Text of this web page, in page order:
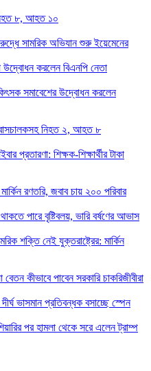
নিহত ৮, আহত ১০
সামরিক অভিযান শুরু ইয়েমেনের
উদ্বোধন করলেন বিএনপি নেতা
সমাবেশের উদ্বোধন করলেন
বাসচালকসহ নিহত ২, আহত ৮
প্রতারণা: শিক্ষক-শিক্ষার্থীর টাকা
রণতরি, জবাব চায় ২০০ পরিবার
পারে বৃষ্টিবলয়, ভারি বর্ষণের আভাস
শক্তি নেই যুক্তরাষ্ট্রের: মার্কিন
কীভাবে পাবেন সরকারি চাকরিজীবীরা
ভাসমান প্রতিবন্ধক বসাচ্ছে স্পেন
পর হামলা থেকে সরে এলেন ট্রাম্প